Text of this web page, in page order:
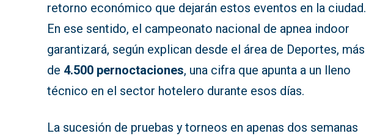
retorno económico que dejarán estos eventos en la ciudad.
En ese sentido, el campeonato nacional de apnea indoor
garantizará, según explican desde el área de Deportes, más
de 4.500 pernoctaciones, una cifra que apunta a un lleno
técnico en el sector hotelero durante esos días.
La sucesión de pruebas y torneos en apenas dos semanas